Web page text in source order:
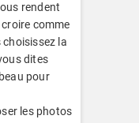
rendent
comme
choisissez la
dites
pour
les photos